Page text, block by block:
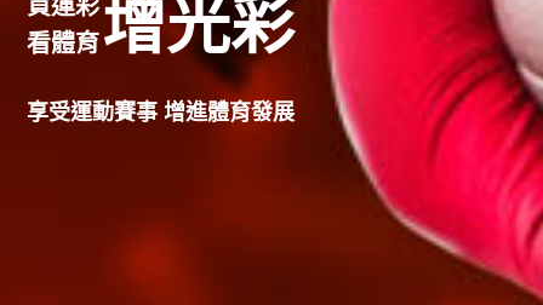
買運彩
看體育增光彩
享受運動賽事 增進體育發展